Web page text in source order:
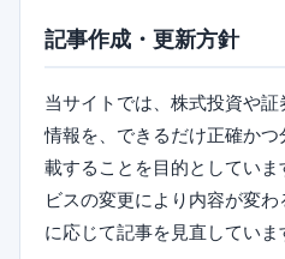
記事作成・更新方針
当サイトでは、株式投資や
情報を、できるだけ正確か
載することを目的としてい
ビスの変更により内容が変
に応じて記事を見直していま